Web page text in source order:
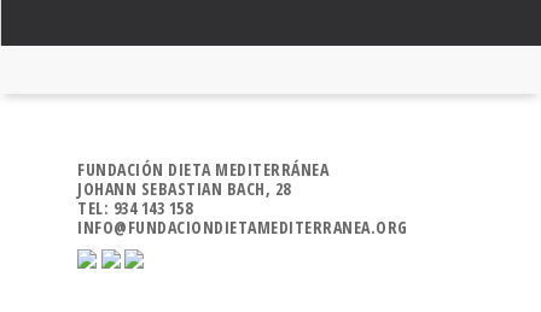
FUNDACIÓN DIETA MEDITERRÁNEA
JOHANN SEBASTIAN BACH, 28
TEL: 934 143 158
INFO@FUNDACIONDIETAMEDITERRANEA.ORG